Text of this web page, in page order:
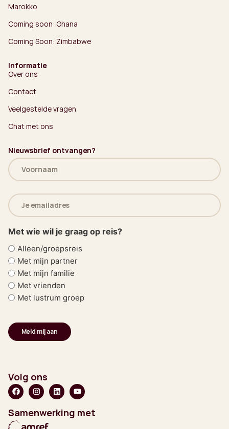
Marokko
Coming soon: Ghana
Coming Soon: Zimbabwe
Informatie
Over ons
Contact
Veelgestelde vragen
Chat met ons
Nieuwsbrief ontvangen?
Naam
(Vereist)
E-
mailadres
(Vereist)
Met wie wil je graag op reis?
Alleen/groepsreis
Met mijn partner
Met mijn familie
Met vrienden
Met lustrum groep
Volg ons
Samenwerking met